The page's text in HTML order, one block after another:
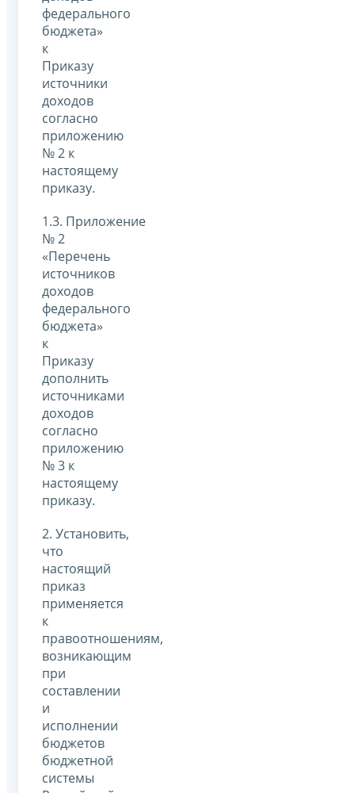
федерального
бюджета»
к
Приказу
источники
доходов
согласно
приложению
№ 2 к
настоящему
приказу.
1.3. Приложение
№ 2
«Перечень
источников
доходов
федерального
бюджета»
к
Приказу
дополнить
источниками
доходов
согласно
приложению
№ 3 к
настоящему
приказу.
2. Установить,
что
настоящий
приказ
применяется
к
правоотношениям,
возникающим
при
составлении
и
исполнении
бюджетов
бюджетной
системы